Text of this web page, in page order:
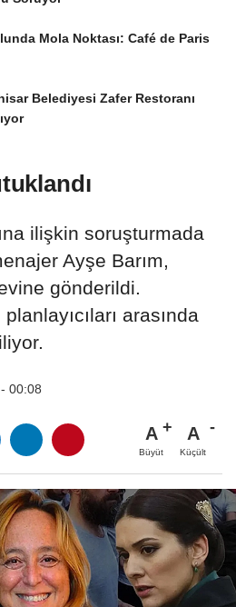
Mola Noktası: Café de Paris
Belediyesi Zafer Restoranı
ilişkin soruşturmada
Ayşe Barım,
gönderildi.
planlayıcıları arasında
00:08
A
Büyüt
A
Küçült